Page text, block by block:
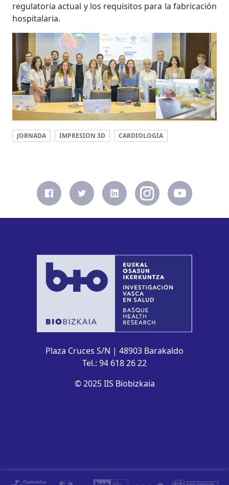
regulatoria actual y los requisitos para la fabricación
hospitalaria.
JORNADA IMPRESION 3D CARDIOLOGIA
Plaza Cruces S/N | 48903 Barakaldo
Tel.: 94 618 26 22
© 2025 IIS Biobizkaia